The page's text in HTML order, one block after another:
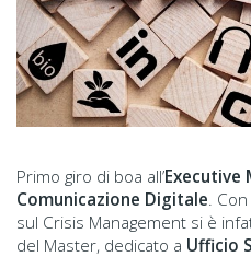
Primo giro di boa all’Executive
Comunicazione Digitale .
sul Crisis Management si è
del Master, dedicato a Ufficio